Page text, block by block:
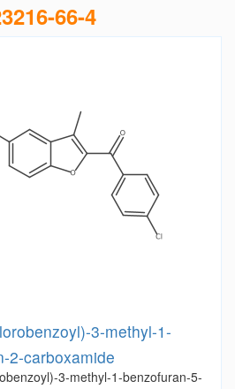
66-4
3-methyl-1-
2-carboxamide
3-methyl-1-benzofuran-5-